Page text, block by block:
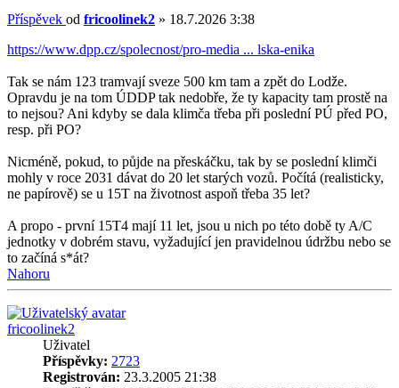
Příspěvek od fricoolinek2 » 18.7.2026 3:38
https://www.dpp.cz/spolecnost/pro-media ... lska-enika
Tak se nám 123 tramvají sveze 500 km tam a zpět do Lodže.
Opravdu je na tom ÚDDP tak nedobře, že ty kapacity tam prostě na
to nejsou? Ani kdyby se dala klimča třeba při poslední PÚ před PO,
resp. při PO?
Nicméně, pokud, to půjde na přeskáčku, tak by se poslední klimči
mohly v roce 2031 dávat do 20 let starých vozů. Počítá (realisticky,
ne papírově) se u 15T na životnost aspoň třeba 35 let?
A propo - první 15T4 mají 11 let, jsou u nich po této době ty A/C
jednotky v dobrém stavu, vyžadující jen pravidelnou údržbu nebo se
to začíná s*át?
Nahoru
fricoolinek2
Uživatel
Příspěvky: 2723
Registrován: 23.3.2005 21:38